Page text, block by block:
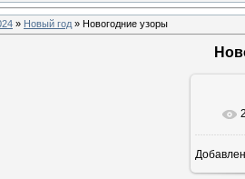
» Новый год » Новогодние узоры